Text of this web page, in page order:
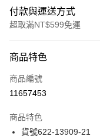
付款與運送方式
超取滿NT$599免運
信用卡一次付款
信用卡分期付款
合作金庫商業銀行
華南商業銀行
超商取貨付款
商品特色
商品編號
11657453
商品特色
貨號622-13909-21